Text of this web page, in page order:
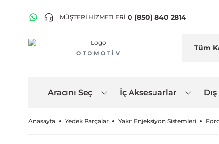
MÜŞTERİ HİZMETLERİ 0 (850) 840 2814
OTOMOTIV
Aracını Seç İç Aksesuarlar
Anasayfa Yedek Parçalar Yakıt Enjeksiyon Sistemleri